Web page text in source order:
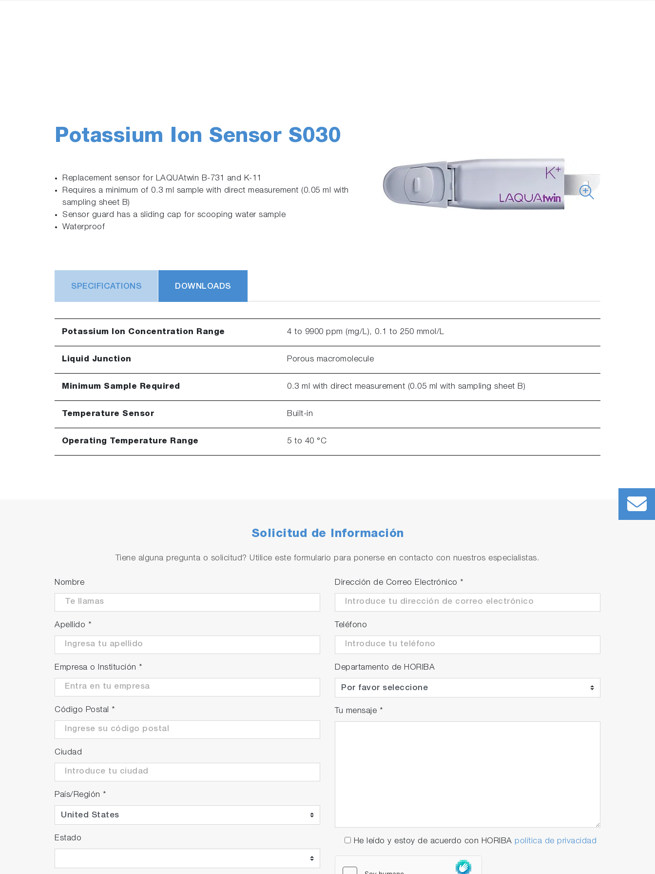
Potassium Ion Sensor S030
Replacement sensor for LAQUAtwin B-731 and K-11
Requires a minimum of 0.3 ml sample with direct measurement (0.05 ml with
sampling sheet B)
Sensor guard has a sliding cap for scooping water sample
Waterproof
SPECIFICATIONS DOWNLOADS
Potassium Ion Concentration Range 4 to 9900 ppm (mg/L), 0.1 to 250 mmol/L
Liquid Junction Porous macromolecule
Minimum Sample Required 0.3 ml with direct measurement (0.05 ml with sampling sheet B)
Temperature Sensor Built-in
Operating Temperature Range 5 to 40 °C
Solicitud de Información
Tiene alguna pregunta o solicitud? Utilice este formulario para ponerse en contacto con nuestros especialistas.
Nombre
Apellido *
Empresa o Institución *
Código Postal *
Ciudad
País/Región *
Estado
Dirección de Correo Electrónico *
Teléfono
Departamento de HORIBA
Tu mensaje *
He leído y estoy de acuerdo con HORIBA política de privacidad